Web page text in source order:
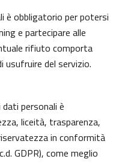
è obbligatorio per potersi
e partecipare alle
rifiuto comporta
usufruire del servizio.
personali è
liceità, trasparenza,
in conformità
GDPR), come meglio